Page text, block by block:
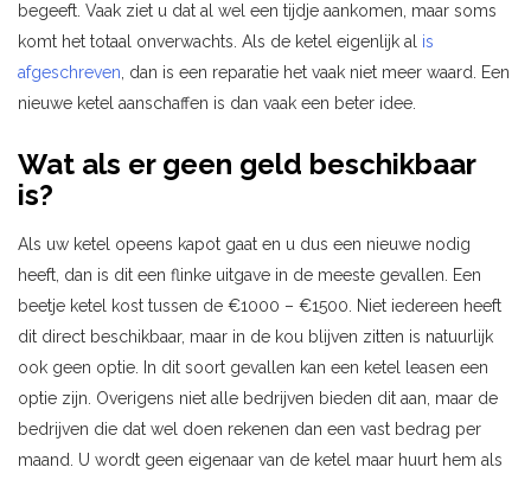
begeeft. Vaak ziet u dat al wel een tijdje aankomen, maar soms
komt het totaal onverwachts. Als de ketel eigenlijk al is
afgeschreven , dan is een reparatie het vaak niet meer waard. Een
nieuwe ketel aanschaffen is dan vaak een beter idee.
Wat als er geen geld beschikbaar
is?
Als uw ketel opeens kapot gaat en u dus een nieuwe nodig
heeft, dan is dit een flinke uitgave in de meeste gevallen. Een
beetje ketel kost tussen de €1000 – €1500. Niet iedereen heeft
dit direct beschikbaar, maar in de kou blijven zitten is natuurlijk
ook geen optie. In dit soort gevallen kan een ketel leasen een
optie zijn. Overigens niet alle bedrijven bieden dit aan, maar de
bedrijven die dat wel doen rekenen dan een vast bedrag per
maand. U wordt geen eigenaar van de ketel maar huurt hem als